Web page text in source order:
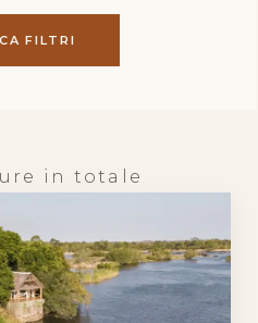
FILTRI
in totale